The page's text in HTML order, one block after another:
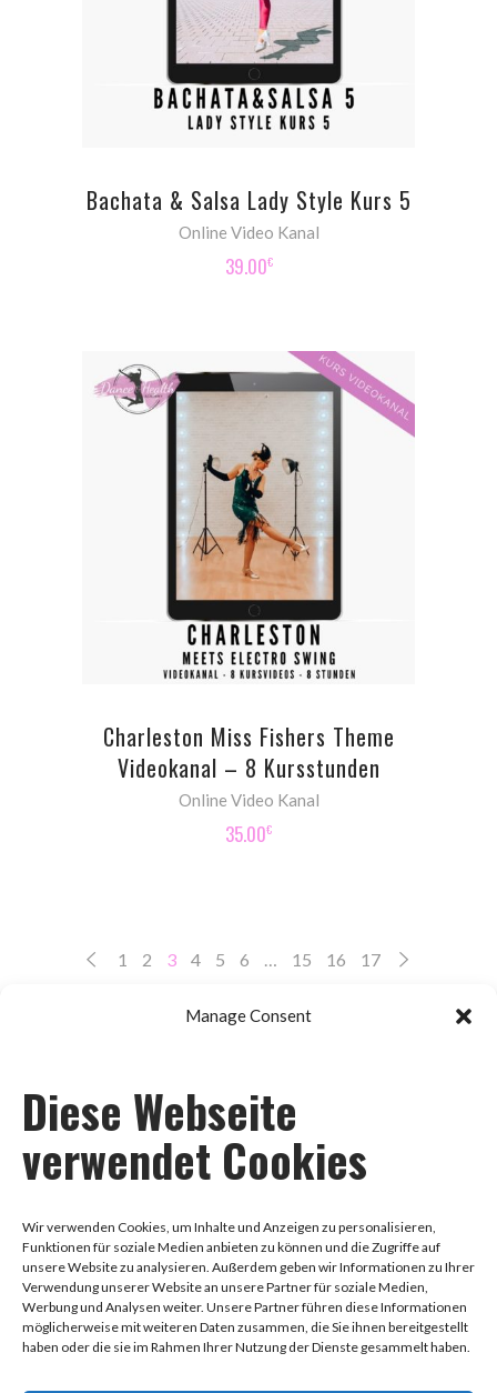
Manage Consent
Diese Webseite
verwendet Cookies
Wir verwenden Cookies, um Inhalte und Anzeigen zu personalisieren,
Funktionen für soziale Medien anbieten zu können und die Zugriffe auf
unsere Website zu analysieren. Außerdem geben wir Informationen zu Ihrer
Verwendung unserer Website an unsere Partner für soziale Medien,
Werbung und Analysen weiter. Unsere Partner führen diese Informationen
möglicherweise mit weiteren Daten zusammen, die Sie ihnen bereitgestellt
haben oder die sie im Rahmen Ihrer Nutzung der Dienste gesammelt haben.
Bachata & Salsa Lady Style Kurs 5
Online Video Kanal
39.00€
ADD TO CART
Charleston Miss Fishers Theme
Videokanal – 8 Kursstunden
Online Video Kanal
35.00€
1 2 3 4 5 6 … 15 16 17
Impressum
Datenschutz
AGB